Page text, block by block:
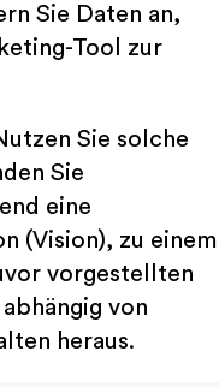
Sie Daten an,
Tool zur
Sie solche
Sie
eine
(Vision), zu einem
vorgestellten
von
heraus.